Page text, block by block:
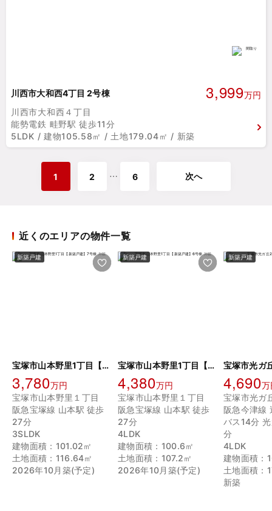
川西市大和西4丁目 2号棟 3,999万円
川西市大和西４丁目
能勢電鉄 畦野駅 徒歩11分
5LDK / 建物105.58㎡ / 土地179.04㎡ / 新築
1 2 ⋯ 6 次へ
近くのエリアの物件一覧
新築戸建
宝塚市山本野里1丁目【新築戸建】7号棟
3,780万円
宝塚市山本野里１丁目
阪急宝塚線 山本駅 徒歩
27分
3SLDK
建物面積：101.02㎡
土地面積：116.64㎡
2026年10月築(予定)
新築戸建
宝塚市山本野里1丁目【新築戸建】6号棟
4,380万円
宝塚市山本野里１丁目
阪急宝塚線 山本駅 徒歩
27分
4LDK
建物面積：100.6㎡
土地面積：107.2㎡
2026年10月築(予定)
新築戸建
4,690万
宝塚市光ガ
阪急今津線
バス14分
分
4LDK
建物面積：
土地面積：
新築